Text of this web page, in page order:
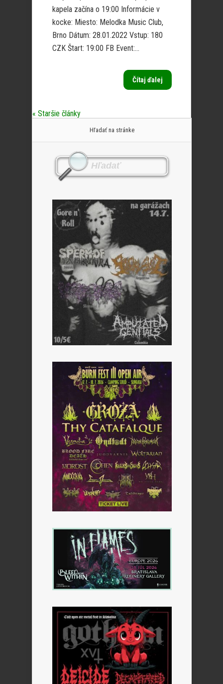
kapela začína o 19:00 Informácie v
kocke: Miesto: Melodka Music Club,
Brno Dátum: 28.01.2022 Vstup: 180
CZK Štart: 19:00 FB Event:...
Čítaj ďalej
« Staršie články
Hľadať na stránke